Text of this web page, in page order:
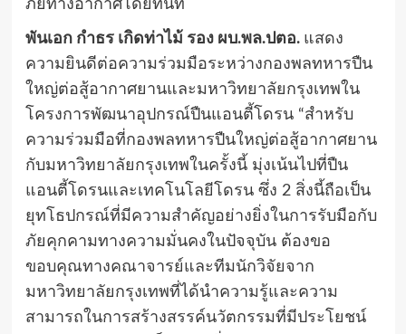
ภัยทางอากาศโดยทันที
พันเอก กำธร เกิดท่าไม้ รอง ผบ.พล.ปตอ. แสดง
ความยินดีต่อความร่วมมือระหว่างกองพลทหารปืน
ใหญ่ต่อสู้อากาศยานและมหาวิทยาลัยกรุงเทพใน
โครงการพัฒนาอุปกรณ์ปืนแอนตี้โดรน “สำหรับ
ความร่วมมือที่กองพลทหารปืนใหญ่ต่อสู้อากาศยาน
กับมหาวิทยาลัยกรุงเทพในครั้งนี้ มุ่งเน้นไปที่ปืน
แอนตี้โดรนและเทคโนโลยีโดรน ซึ่ง 2 สิ่งนี้ถือเป็น
ยุทโธปกรณ์ที่มีความสำคัญอย่างยิ่งในการรับมือกับ
ภัยคุกคามทางความมั่นคงในปัจจุบัน ต้องขอ
ขอบคุณทางคณาจารย์และทีมนักวิจัยจาก
มหาวิทยาลัยกรุงเทพที่ได้นำความรู้และความ
สามารถในการสร้างสรรค์นวัตกรรมที่มีประโยชน์